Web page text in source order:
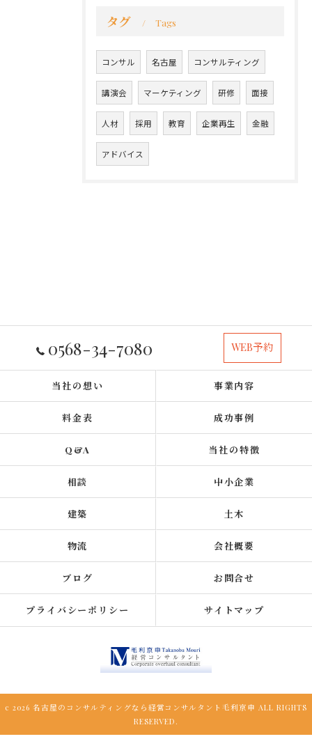
タグ Tags
コンサル 名古屋 コンサルティング
講演会 マーケティング 研修 面接
人材 採用 教育 企業再生 金融
アドバイス
0568-34-7080 WEB予約
当社の想い 事業内容
料金表 成功事例
Q&A 当社の特徴
相談 中小企業
建築 土木
物流 会社概要
ブログ お問合せ
プライバシーポリシー サイトマップ
c 2026 名古屋のコンサルティングなら経営コンサルタント毛利京申 ALL RIGHTS
RESERVED.